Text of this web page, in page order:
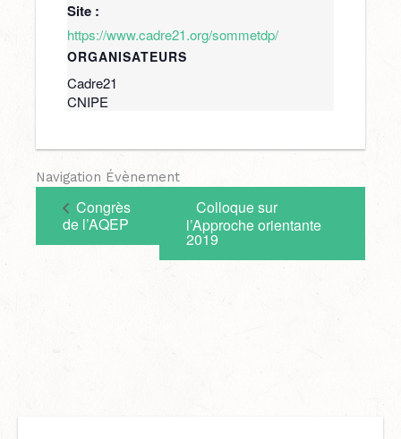
Site :
https://www.cadre21.org/sommetdp/
ORGANISATEURS
Cadre21
CNIPE
Navigation Évènement
Congrès
de l’AQEP
Colloque sur
l’Approche orientante
2019